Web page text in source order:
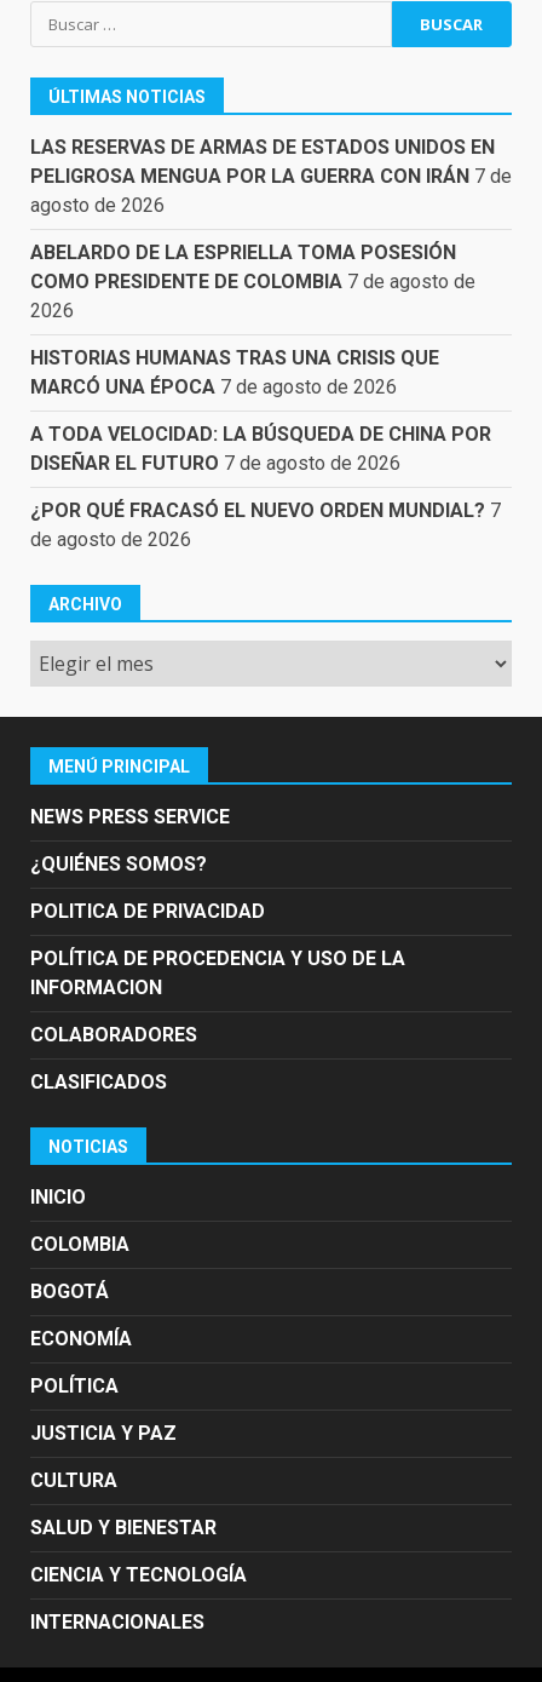
Buscar:
ÚLTIMAS NOTICIAS
LAS RESERVAS DE ARMAS DE ESTADOS UNIDOS EN
PELIGROSA MENGUA POR LA GUERRA CON IRÁN 7 de
agosto de 2026
ABELARDO DE LA ESPRIELLA TOMA POSESIÓN
COMO PRESIDENTE DE COLOMBIA 7 de agosto de
2026
HISTORIAS HUMANAS TRAS UNA CRISIS QUE
MARCÓ UNA ÉPOCA 7 de agosto de 2026
A TODA VELOCIDAD: LA BÚSQUEDA DE CHINA POR
DISEÑAR EL FUTURO 7 de agosto de 2026
¿POR QUÉ FRACASÓ EL NUEVO ORDEN MUNDIAL? 7
de agosto de 2026
ARCHIVO
Archivo
MENÚ PRINCIPAL
NEWS PRESS SERVICE
¿QUIÉNES SOMOS?
POLITICA DE PRIVACIDAD
POLÍTICA DE PROCEDENCIA Y USO DE LA
INFORMACION
COLABORADORES
CLASIFICADOS
NOTICIAS
INICIO
COLOMBIA
BOGOTÁ
ECONOMÍA
POLÍTICA
JUSTICIA Y PAZ
CULTURA
SALUD Y BIENESTAR
CIENCIA Y TECNOLOGÍA
INTERNACIONALES